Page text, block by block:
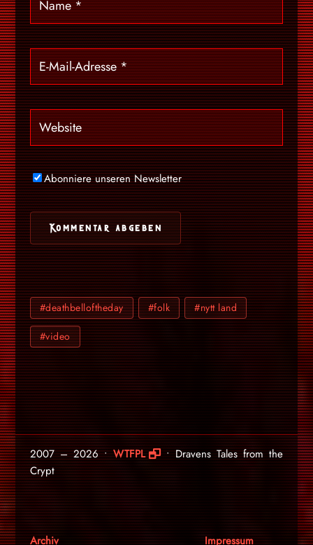
Abonniere unseren Newsletter
#deathbelloftheday #folk #nytt land
#video
2007 – 2026 •WTFPL
• Dravens Tales from the
Crypt
Archiv Impressum